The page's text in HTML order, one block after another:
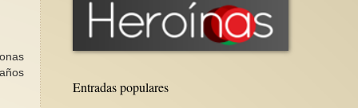
Entradas populares